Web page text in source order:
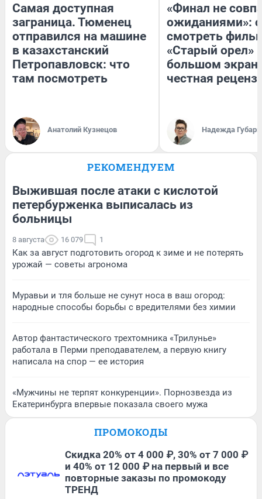
Самая доступная
заграница. Тюменец
отправился на машине
в казахстанский
Петропавловск: что
там посмотреть
Анатолий Кузнецов
«Финал не
ожиданиями»:
смотреть
«Старый орел»
большом
честная
Надежда Губарь
РЕКОМЕНДУЕМ
Выжившая после атаки с кислотой
петербурженка выписалась из
больницы
8 августа 16 079 1
Как за август подготовить огород к зиме и не потерять
урожай — советы агронома
Муравьи и тля больше не сунут носа в ваш огород:
народные способы борьбы с вредителями без химии
Автор фантастического трехтомника «Трилунье»
работала в Перми преподавателем, а первую книгу
написала на спор — ее история
«Мужчины не терпят конкуренции». Порнозвезда из
Екатеринбурга впервые показала своего мужа
ПРОМОКОДЫ
Скидка 20% от 4 000 ₽, 30% от 7 000 ₽
и 40% от 12 000 ₽ на первый и все
повторные заказы по промокоду
ТРЕНД